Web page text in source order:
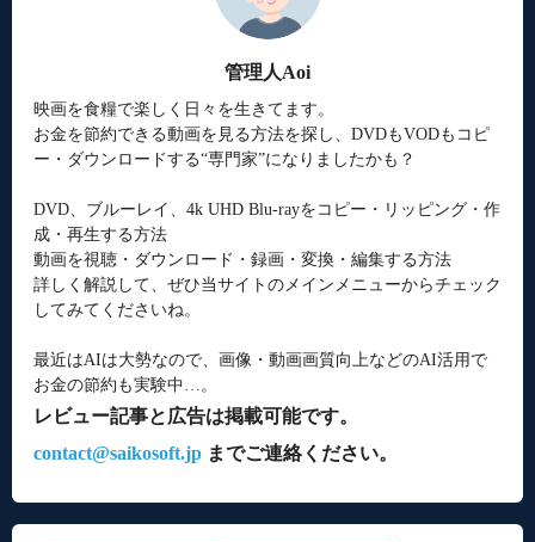
管理人Aoi
映画を食糧で楽しく日々を生きてます。
お金を節約できる動画を見る方法を探し、DVDもVODもコピ
ー・ダウンロードする“専門家”になりましたかも？
DVD、ブルーレイ、4k UHD Blu-rayをコピー・リッピング・作
成・再生する方法
動画を視聴・ダウンロード・録画・変換・編集する方法
詳しく解説して、ぜひ当サイトのメインメニューからチェック
してみてくださいね。
最近はAIは大勢なので、画像・動画画質向上などのAI活用で
お金の節約も実験中…。
レビュー記事と広告は掲載可能です。
contact@saikosoft.jpまでご連絡ください。